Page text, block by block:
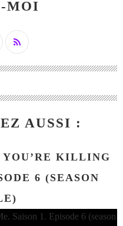
MOI
AUSSI :
KILLING
6 (SEASON